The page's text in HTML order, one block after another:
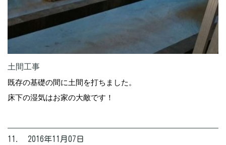
土間工事
既存の基礎の間に土間を打ちました。
床下の湿気はお家の大敵です！
11. 2016年11月07日